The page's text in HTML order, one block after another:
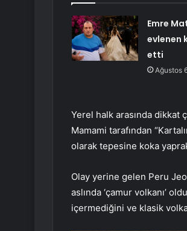
Emre
evlenen
etti
Ağustos
Yerel halk arasında
Mamami tarafından
olarak tepesine koka
Olay yerine gelen Peru
aslında ‘çamur volkanı’
içermediğini ve klasik